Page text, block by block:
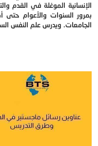
الإنسانية الموغلة في القدم
بمرور السنوات والأعوام
الجامعات. ويدرس علم النفس